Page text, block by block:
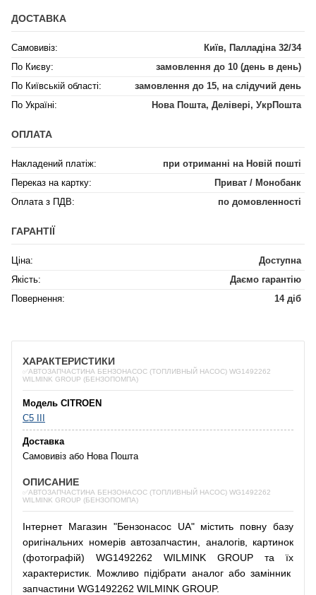
ДОСТАВКА
Самовивіз:
Київ, Палладіна 32/34
По Києву:
замовлення до 10 (день в день)
По Київській області:
замовлення до 15, на слідучий день
По Україні:
Нова Пошта, Делівері, УкрПошта
ОПЛАТА
Накладений платіж:
при отриманні на Новій пошті
Переказ на картку:
Приват / Монобанк
Оплата з ПДВ:
по домовленності
ГАРАНТІЇ
Ціна:
Доступна
Якість:
Даємо гарантію
Повернення:
14 діб
ХАРАКТЕРИСТИКИ
✅АВТОЗАПЧАСТИНА БЕНЗОНАСОС (ТОПЛИВНЫЙ НАСОС) WG1492262
WILMINK GROUP (БЕНЗОПОМПА)
Модель CITROEN
C5 III
Доставка
Самовивіз або Нова Пошта
ОПИСАНИЕ
✅АВТОЗАПЧАСТИНА БЕНЗОНАСОС (ТОПЛИВНЫЙ НАСОС) WG1492262
WILMINK GROUP (БЕНЗОПОМПА)
Інтернет Магазин "Бензонасос UA" містить повну базу
оригінальних номерів автозапчастин аналогів,
картинок
(фотографій) WG1492262 WILMINK GROUP та їх
характеристик. Можливо підібрати аналог або замінник
запчастини WG1492262 WILMINK GROUP.